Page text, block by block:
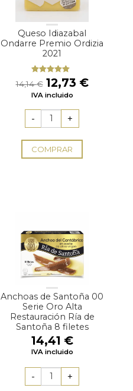
Queso Idiazabal
Ondarre Premio Ordizia
2021
Valorado
con
5.00 de
5
14,14€ El
precio
era:
14,14 €.
12,73 €El
IVA incluido
COMPRAR
Anchoas de Santoña 00
Serie Oro Alta
Restauración Ría de
Santoña 8 filetes
14,41 €
IVA incluido